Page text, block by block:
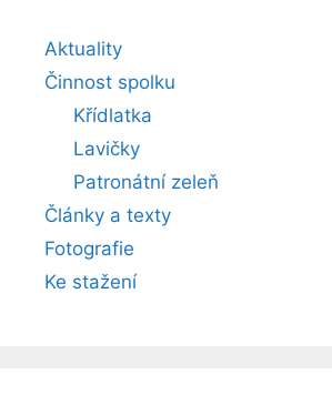
Aktuality
Činnost spolku
Křídlatka
Lavičky
Patronátní zeleň
Články a texty
Fotografie
Ke stažení